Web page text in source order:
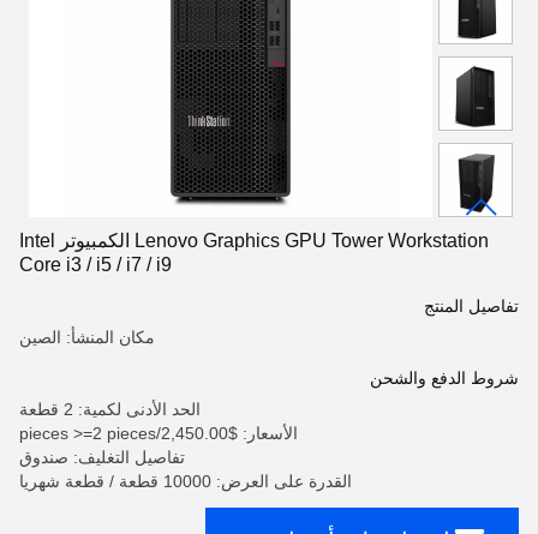
Lenovo Graphics GPU Tower Workstation الكمبيوتر Intel
Core i3 / i5 / i7 / i9
تفاصيل المنتج
مكان المنشأ: الصين
شروط الدفع والشحن
الحد الأدنى لكمية: 2 قطعة
الأسعار: $2,450.00/pieces >=2 pieces
تفاصيل التغليف: صندوق
القدرة على العرض: 10000 قطعة / قطعة شهريا